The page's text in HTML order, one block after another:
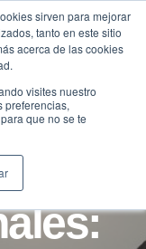
sirven para mejorar
tanto en este sitio
acerca de las cookies
visites nuestro
preferencias,
que no se te
Traducir »